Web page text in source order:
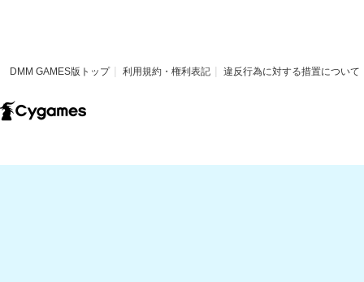
DMM GAMES版トップ 利用規約・権利表記 違反行為に対する措置について